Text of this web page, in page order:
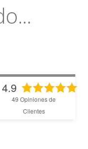
4.9
49 Opiniones de
Clientes